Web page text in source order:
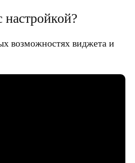
возможностях виджета и